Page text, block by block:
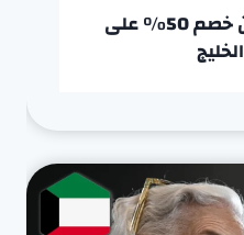
طيران الجزيرة يعلن عن خصم 50% على